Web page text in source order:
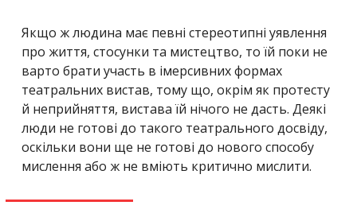
Якщо ж людина має певні стереотипні уявлення
про життя, стосунки та мистецтво, то їй поки не
варто брати участь в імерсивних формах
театральних вистав, тому що, окрім як протесту
й неприйняття, вистава їй нічого не дасть. Деякі
люди не готові до такого театрального досвіду,
оскільки вони ще не готові до нового способу
мислення або ж не вміють критично мислити.